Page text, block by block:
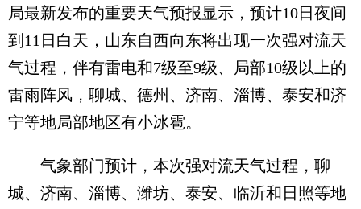
局最新发布的重要天气预报显示，预计10日夜间
到11日白天，山东自西向东将出现一次强对流天
气过程，伴有雷电和7级至9级、局部10级以上的
雷雨阵风，聊城、德州、济南、淄博、泰安和济
宁等地局部地区有小冰雹。
气象部门预计，本次强对流天气过程，聊
城、济南、淄博、潍坊、泰安、临沂和日照等地